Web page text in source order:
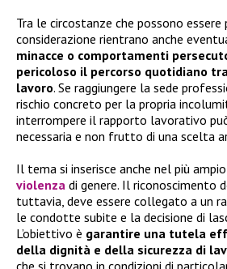
Tra le circostanze che possono essere
considerazione rientrano anche
minacce o comportamenti
pericoloso il percorso quotidiano
lavoro. Se raggiungere la sede
rischio concreto per la propria
interrompere il rapporto lavorativo
necessaria e non frutto di una scelta
Il tema si inserisce anche nel più
violenza di genere. Il riconoscimento
tuttavia, deve essere collegato a un
le condotte subite e la decisione di
L’obiettivo è garantire una tutela
della dignità e della sicurezza di